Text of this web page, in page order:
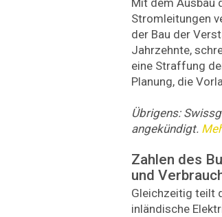
Mit dem Ausbau
Stromleitungen
der Bau der
Jahrzehnte,
eine Straffung
Planung, die
Übrigens:
angekündigt.
Zahlen des
und
Gleichzeitig teilt
inländische